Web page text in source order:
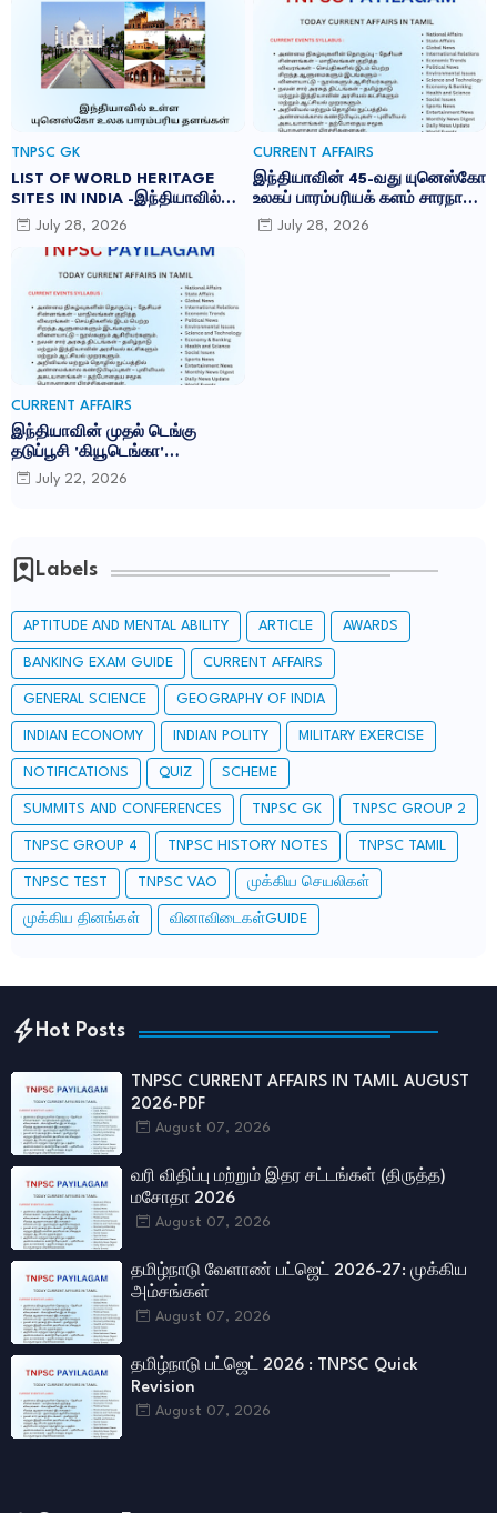
TNPSC GK
LIST OF WORLD HERITAGE
SITES IN INDIA -இந்தியாவில்
உள்ள 45 யுனெஸ்கோ உலக
July 28, 2026
CURRENT AFFAIRS
இந்தியாவின் 45-வது யுனெஸ்கோ
உலகப் பாரம்பரியக் களம் சாரநாத்:
TNPSC CURRENT AFFAIRS IN
July 28, 2026
CURRENT AFFAIRS
இந்தியாவின் முதல் டெங்கு
தடுப்பூசி 'கியூடெங்கா'
(Qdenga): TNPSC CURRENT
July 22, 2026
Labels
APTITUDE AND MENTAL ABILITY ARTICLE AWARDS
BANKING EXAM GUIDE CURRENT AFFAIRS
GENERAL SCIENCE GEOGRAPHY OF INDIA
INDIAN ECONOMY INDIAN POLITY MILITARY EXERCISE
NOTIFICATIONS QUIZ SCHEME
SUMMITS AND CONFERENCES TNPSC GK TNPSC GROUP 2
TNPSC GROUP 4 TNPSC HISTORY NOTES TNPSC TAMIL
TNPSC TEST TNPSC VAO முக்கிய செயலிகள்
முக்கிய தினங்கள் வினாவிடைகள்GUIDE
Hot Posts
TNPSC CURRENT AFFAIRS IN TAMIL AUGUST
2026-PDF
August 07, 2026
வரி விதிப்பு மற்றும் இதர சட்​டங்​கள் (திருத்த)
மசோதா 2026
August 07, 2026
தமிழ்நாடு வேளாண் பட்ஜெட் 2026-27: முக்கிய
அம்சங்கள்
August 07, 2026
தமிழ்நாடு பட்ஜெட் 2026 : TNPSC Quick
Revision
August 07, 2026